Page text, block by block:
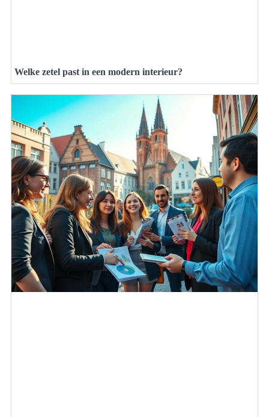
Welke zetel past in een modern interieur?